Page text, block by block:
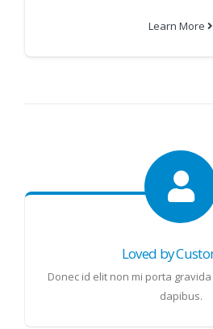
Learn More
Loved by
Donec id elit non mi porta
dapibus.